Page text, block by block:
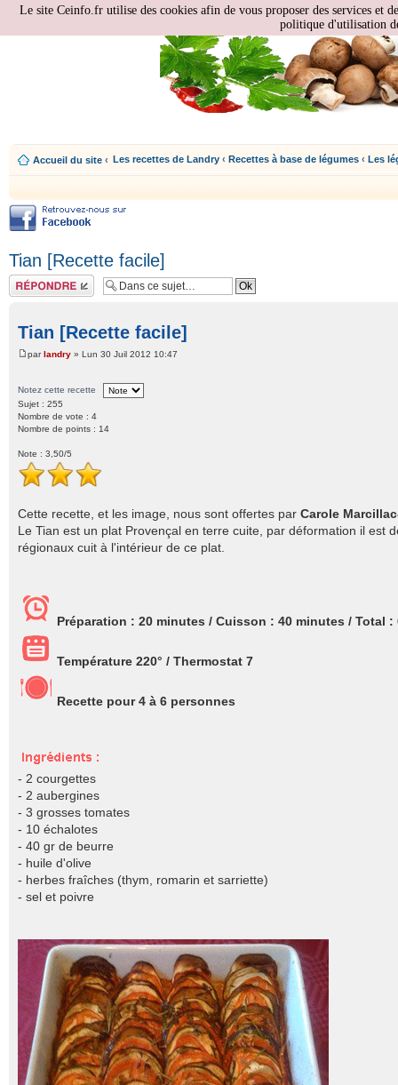
Accueil du site ‹ Les recettes de Landry ‹ Recettes à base de légumes ‹ Les
Tian [Recette facile]
Répondre
Tian [Recette facile]
parlandry » Lun 30 Juil 2012 10:47
Notez cette recette
Sujet : 255
Nombre de vote : 4
Nombre de points : 14
Note : 3,50/5
Cette recette, et les image, nous sont offertes par Carole
Le Tian est un plat Provençal en terre cuite, par déformation il est
régionaux cuit à l'intérieur de ce plat.
Préparation : 20 minutes / Cuisson : 40 minutes / Total :
Température 220° / Thermostat 7
Recette pour4 à 6 personnes
- 2 courgettes
- 2 aubergines
- 3 grosses tomates
- 10 échalotes
- 40 gr de beurre
- huile d'olive
- herbes fraîches (thym, romarin et sarriette)
- sel et poivre
Le site Ceinfo.fr utilise des cookies afin de vous proposer des services et
politique d'utilisation